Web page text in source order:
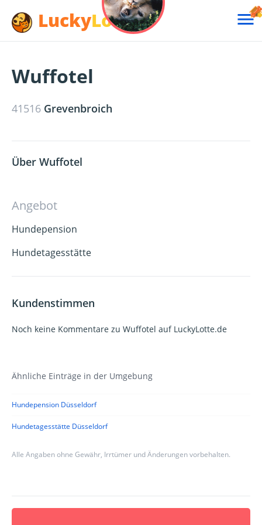
LuckyLotte 
Wuffotel
41516 Grevenbroich
Über Wuffotel
Angebot
Hundepension
Hundetagesstätte
Kundenstimmen
Noch keine Kommentare zu Wuffotel auf LuckyLotte.de
Ähnliche Einträge in der Umgebung
Hundepension Düsseldorf
Hundetagesstätte Düsseldorf
Alle Angaben ohne Gewähr, Irrtümer und Änderungen vorbehalten.